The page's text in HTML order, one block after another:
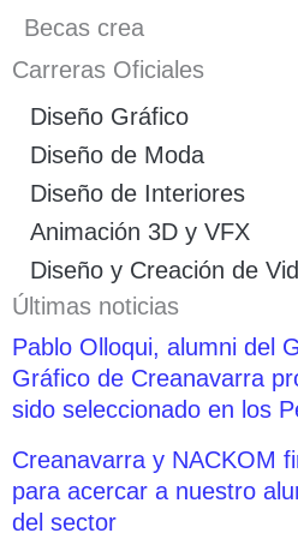
Becas crea
Carreras Oficiales
Diseño Gráfico
Diseño de Moda
Diseño de Interiores
Animación 3D y VFX
Diseño y Creación de
Últimas noticias
Pablo Olloqui, alumni del
Gráfico de Creanavarra
sido seleccionado en los
Creanavarra y NACKOM
para acercar a nuestro
del sector